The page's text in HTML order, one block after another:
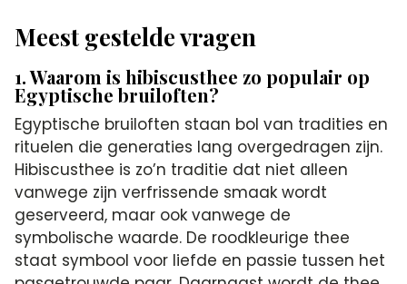
Meest gestelde vragen
1. Waarom is hibiscusthee zo populair op
Egyptische bruiloften?
Egyptische bruiloften staan bol van tradities en
rituelen die generaties lang overgedragen zijn.
Hibiscusthee is zo’n traditie dat niet alleen
vanwege zijn verfrissende smaak wordt
geserveerd, maar ook vanwege de
symbolische waarde. De roodkleurige thee
staat symbool voor liefde en passie tussen het